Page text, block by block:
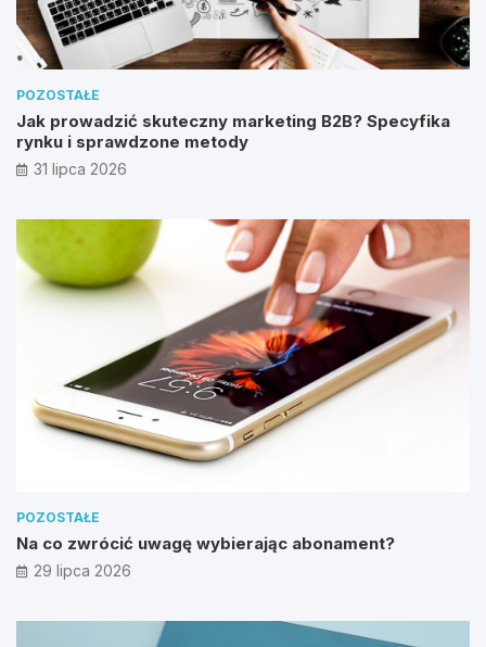
POZOSTAŁE
Jak prowadzić skuteczny marketing B2B? Specyfika
rynku i sprawdzone metody
31 lipca 2026
POZOSTAŁE
Na co zwrócić uwagę wybierając abonament?
29 lipca 2026